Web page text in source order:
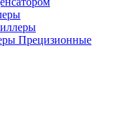
Прецизионные